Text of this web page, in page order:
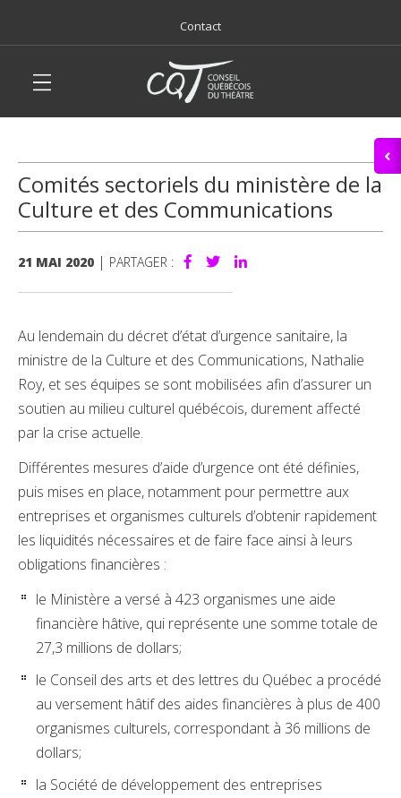
Contact
Comités sectoriels du ministère de la
Culture et des Communications
21 MAI 2020 | PARTAGER :
Au lendemain du décret d’état d’urgence sanitaire, la
ministre de la Culture et des Communications, Nathalie
Roy, et ses équipes se sont mobilisées afin d’assurer un
soutien au milieu culturel québécois, durement affecté
par la crise actuelle.
Différentes mesures d’aide d’urgence ont été définies,
puis mises en place, notamment pour permettre aux
entreprises et organismes culturels d’obtenir rapidement
les liquidités nécessaires et de faire face ainsi à leurs
obligations financières :
le Ministère a versé à 423 organismes une aide
financière hâtive, qui représente une somme totale de
27,3 millions de dollars;
le Conseil des arts et des lettres du Québec a procédé
au versement hâtif des aides financières à plus de 400
organismes culturels, correspondant à 36 millions de
dollars;
la Société de développement des entreprises